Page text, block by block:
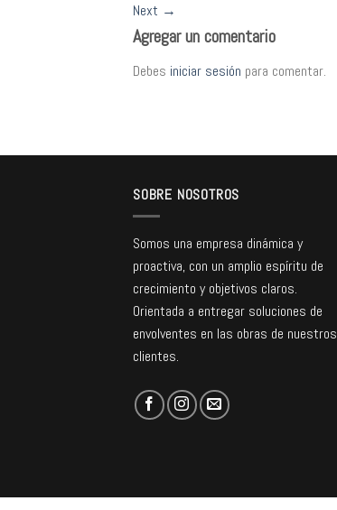
Next →
Agregar un comentario
Debes iniciar sesión para comentar.
SOBRE NOSOTROS
Somos una empresa dinámica y
proactiva, con un amplio espíritu de
crecimiento y objetivos claros.
Orientada a entregar soluciones de
envolventes en las obras de nuestros
clientes.